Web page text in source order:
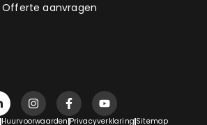
Offerte aanvragen
Huurvoorwaarden PrivacyverklaringSitemap